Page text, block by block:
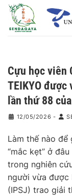
Bỏ
qua
nội
Cựu học viên
TEIKYO
lần thứ 88
12/05/2026 -
Làm thế nào để
“mắc kẹt” ở
trong nghiên
người vừa được
(IPSJ) trao giải